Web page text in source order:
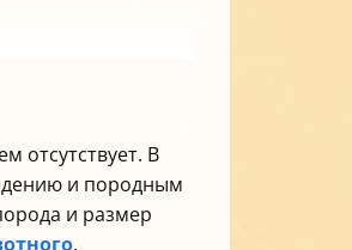
отсутствует. В
и породным
и размер
.